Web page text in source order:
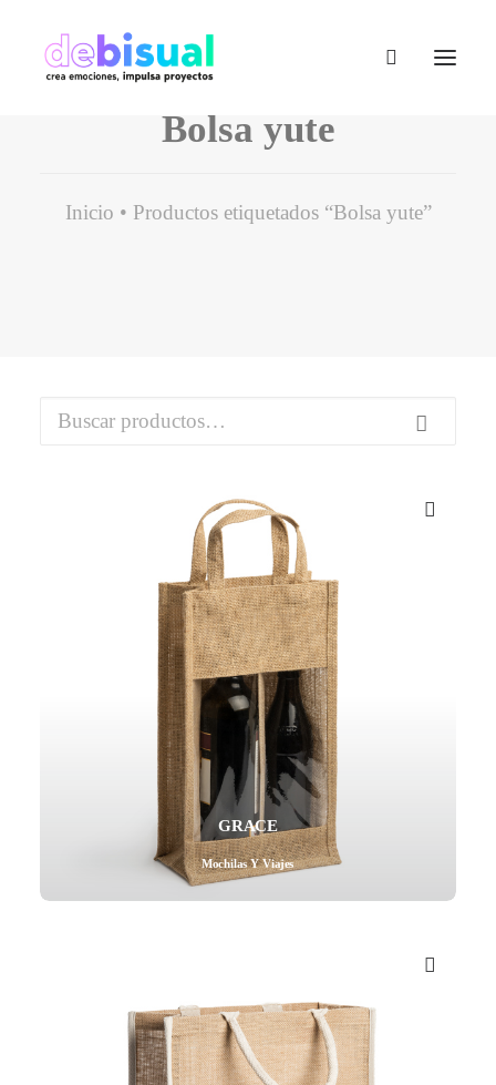
Mail - impulsa@debisual.com
Teléfono - 931 97 40 60
WhatsApp - 634 777 310
Bolsa yute
Inicio Productos etiquetados “Bolsa yute”
Buscar
GRACE
Mochilas Y Viajes